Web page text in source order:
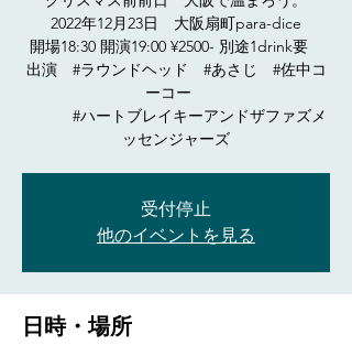
2022年12月23日 大阪扇町para-dice
開場18:30 開演19:00 ¥2500- 別途1drink要
出演 #ラウンドヘッド #あさじ #佐中コ
ーコー
#ハートブレイキーアンドザファズメ
ッセンジャーズ
受付停止
他のイベントを見る
日時・場所